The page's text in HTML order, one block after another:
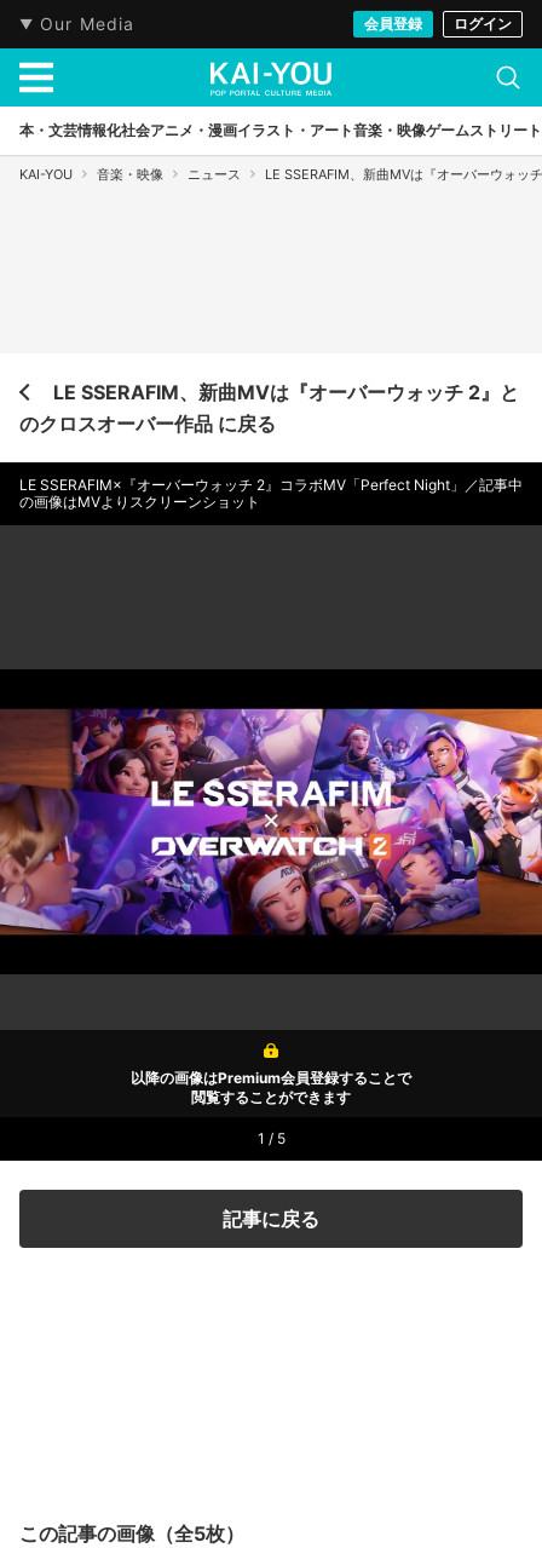
Our Media 会員登録 ログイン
本・文芸情報化社会アニメ・漫画イラスト・アート音楽・映像ゲームストリート
KAI-YOU 音楽・映像 ニュース LE SSERAFIM、新曲MVは『オーバーウォッ
LE SSERAFIM、新曲MVは『オーバーウォッチ 2』と
のクロスオーバー作品 に戻る
LE SSERAFIM×『オーバーウォッチ 2』コラボMV「Perfect Night」／記事中
の画像はMVよりスクリーンショット
以降の画像はPremium会員登録することで
閲覧することができます
1 / 5
記事に戻る
この記事の画像（全5枚）